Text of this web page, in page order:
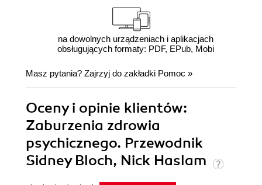
na dowolnych urządzeniach i aplikacjach
obsługujących formaty: PDF, EPub, Mobi
Masz pytania? Zajrzyj do zakładki Pomoc »
Oceny i opinie klientów:
Zaburzenia zdrowia
psychicznego. Przewodnik
Sidney Bloch, Nick Haslam